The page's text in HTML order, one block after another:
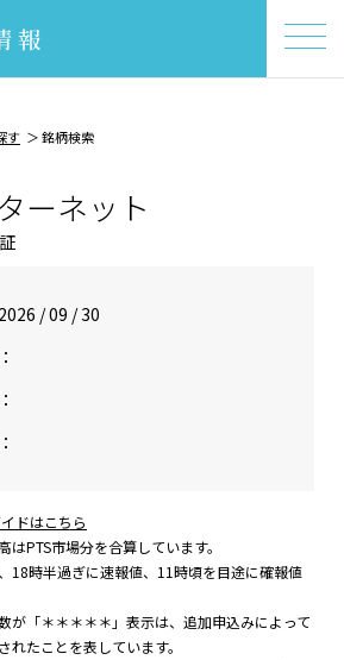
す 銘柄検索
ーネット
/ 09 / 30
ドはこちら
はPTS市場分を合算しています。
18時半過ぎに速報値、11時頃を目途に確報値
が「＊＊＊＊＊」表示は、追加申込みによって
れたことを表しています。